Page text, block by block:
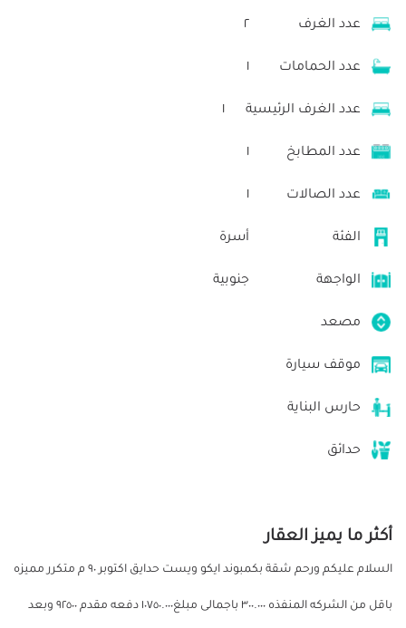
عدد الغرف ٢
عدد الحمامات ١
عدد الغرف الرئيسية ١
عدد المطابخ ١
عدد الصالات ١
الفئة أسرة
الواجهة جنوبية
مصعد
موقف سيارة
حارس البناية
حدائق
أكثر ما يميز العقار
السلام عليكم ورحم شقة بكمبوند ايكو ويست حدايق اكتوبر ٩٠ م متكرر مميزه
باقل من الشركه المنفذه ٣٠٠.٠٠٠ باجمالى مبلغ١٠٧٥٠.٠٠٠ دفعه مقدم ٩٢٥٠٠ وبعد